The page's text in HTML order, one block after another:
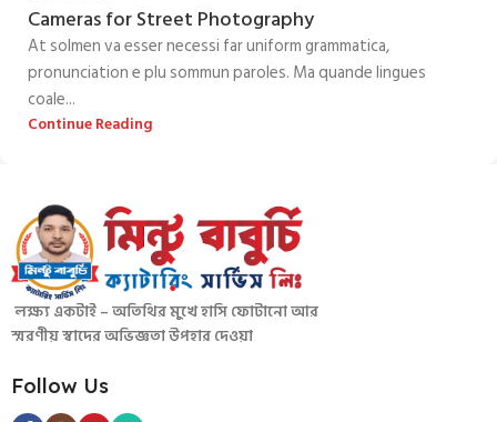
Cameras for Street Photography
At solmen va esser necessi far uniform grammatica,
pronunciation e plu sommun paroles. Ma quande lingues
coale...
Continue Reading
লক্ষ্য একটাই – অতিথির মুখে হাসি ফোটানো আর
স্মরণীয় স্বাদের অভিজ্ঞতা উপহার দেওয়া
Follow Us